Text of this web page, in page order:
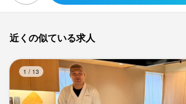
近くの似ている求人
1 / 13